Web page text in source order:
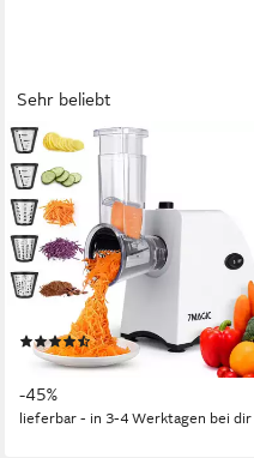
Sehr beliebt
KNKA PRO
Gemüseschneider
Elektrischer Gemüsehobel,
Obst- und Gemüsereibe,
Multifunktionsreibe
250 W Leistung
Netzkabel Betriebsart
(54)
54,99 € UVP99,99 €
-45%
lieferbar - in 3-4 Werktagen bei dir